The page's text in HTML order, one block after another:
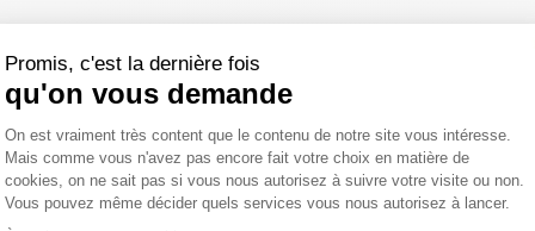
Promis, c'est la dernière fois
qu'on vous demande
Plateforme de Gestion du
On est vraiment très content que le contenu de notre site vous intéresse.
Mais comme vous n'avez pas encore fait votre choix en matière de
cookies, on ne sait pas si vous nous autorisez à suivre votre visite ou non.
Vous pouvez même décider quels services vous nous autorisez à lancer.